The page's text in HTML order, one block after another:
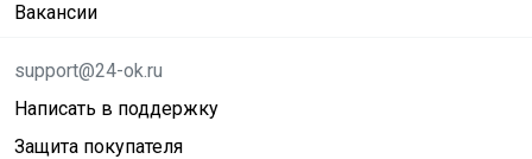
Вакансии
support@24-ok.ru
Написать в поддержку
Защита покупателя